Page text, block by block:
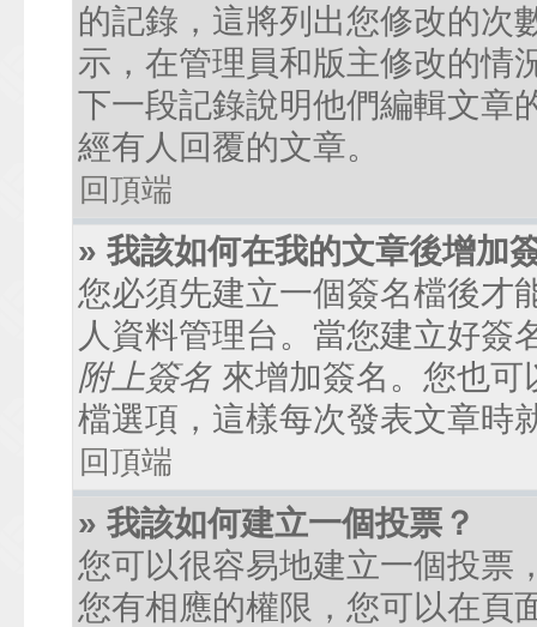
的記錄，這將列出您修改的次
示，在管理員和版主修改的情
下一段記錄說明他們編輯文章
經有人回覆的文章。
回頂端
» 我該如何在我的文章後增加
您必須先建立一個簽名檔後才
人資料管理台。當您建立好簽
附上簽名 來增加簽名。您也
檔選項，這樣每次發表文章時
回頂端
» 我該如何建立一個投票？
您可以很容易地建立一個投票
您有相應的權限，您可以在頁